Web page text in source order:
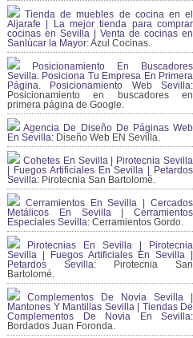
Tienda de muebles de cocina en el
Aljarafe | La mejor tienda para comprar
cocinas en Sevilla | Venta de cocinas en
Sanlúcar la Mayor:Azul Cocinas.
Posicionamiento En Buscadores
Sevilla. Posiciona Tu Empresa En Primera
Página. Posicionamiento Web Sevilla:
Posicionamiento en buscadores en
primera página de Google.
Agencia De Diseño De Páginas Web
En Sevilla: Diseño Web EN Sevilla.
Cohetes En Sevilla | Pirotecnia Sevilla
| Fuegos Artificiales En Sevilla | Petardos
Sevilla: Pirotecnia San Bartolomé.
Cerramientos En Sevilla | Cercados
Metálicos En Sevilla | Cerramientos
Especiales Sevilla: Cerramientos Gordo.
Pirotecnias En Sevilla | Pirotecnia
Sevilla | Fuegos Artificiales En Sevilla |
Petardos Sevilla: Pirotecnia San
Bartolomé.
Complementos De Novia Sevilla |
Mantones Y Mantillas Sevilla | Tiendas De
Complementos De Novia En Sevilla:
Bordados Juan Foronda.